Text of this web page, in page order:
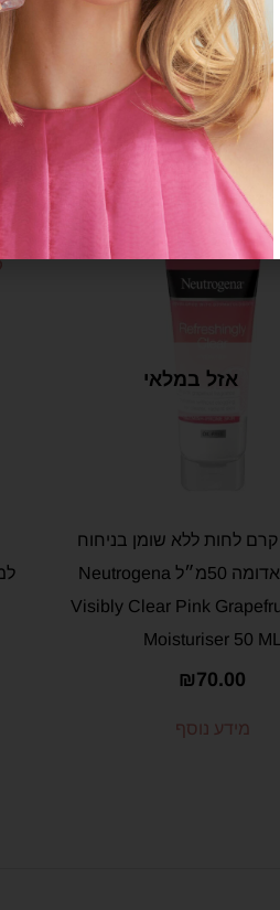
הוספה לסל
אזל במלאי
קרם לחות ללא שומן בניחוח
אשכולית אדומה 50מ״ל Neutrogena
Visibly Clear Pink
Moisturiser 50 ML
₪70.00
מידע נוסף